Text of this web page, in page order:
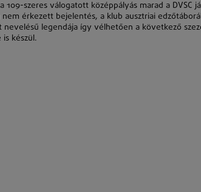
a 109-szeres válogatott középpályás marad a DVSC
nem érkezett bejelentés, a klub ausztriai
nevelésű legendája így vélhetően a következő
is készül.